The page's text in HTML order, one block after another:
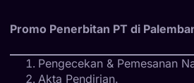
Promo Penerbitan PT di
Pengecekan & Pemesanan
Akta Pendirian.